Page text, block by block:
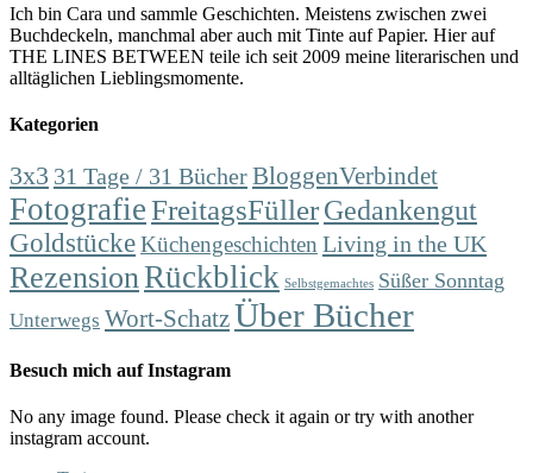
Ich bin Cara und sammle Geschichten. Meistens zwischen zwei
Buchdeckeln, manchmal aber auch mit Tinte auf Papier. Hier auf
THE LINES BETWEEN teile ich seit 2009 meine literarischen und
alltäglichen Lieblingsmomente.
Kategorien
3x3 31 Tage / 31 BücherBloggenVerbindet
FotografieFreitagsFüllerGedankengut
GoldstückeKüchengeschichten Living in the UK
RezensionRückblick Selbstgemachtes Süßer Sonntag
Unterwegs Wort-SchatzÜber Bücher
Besuch mich auf Instagram
No any image found. Please check it again or try with another
instagram account.